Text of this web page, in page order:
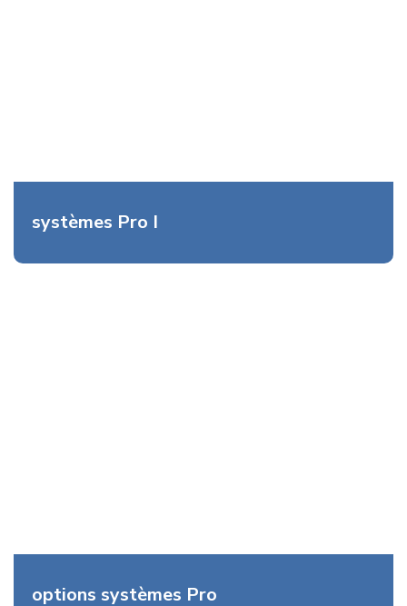
systèmes Pro I
options systèmes Pro